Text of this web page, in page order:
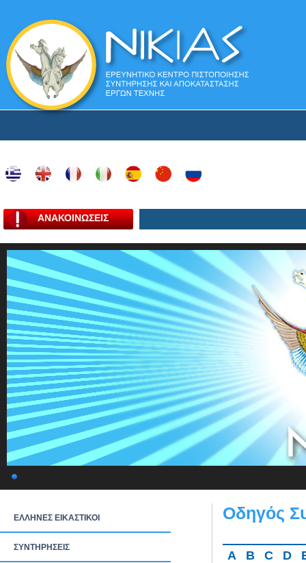
ΑΝΑΚΟΙΝΩΣΕΙΣ
ΕΛΛΗΝΕΣ ΕΙΚΑΣΤΙΚΟΙ
ΣΥΝΤΗΡΗΣΕΙΣ
Οδηγός
A B C D